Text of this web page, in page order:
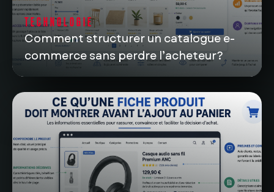
TECHNOLOGIE
Comment structurer un catalogue e-
commerce sans perdre l’acheteur?